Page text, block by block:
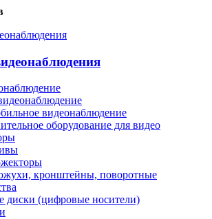
видеонаблюдение
оборудование для видео
кронштейны, поворотные
диски (цифровые носители)